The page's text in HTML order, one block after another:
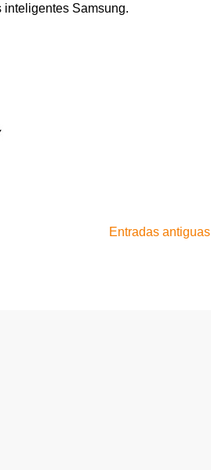
Samsung.
Entradas antiguas